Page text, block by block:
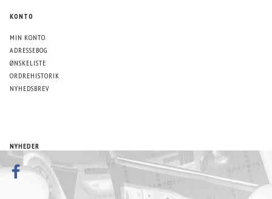
KONTO
MIN KONTO
ADRESSEBOG
ØNSKELISTE
ORDREHISTORIK
NYHEDSBREV
NYHEDER